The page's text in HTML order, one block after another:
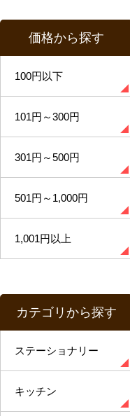
価格から探す
100円以下
101円～300円
301円～500円
501円～1,000円
1,001円以上
カテゴリから探す
ステーショナリー
キッチン